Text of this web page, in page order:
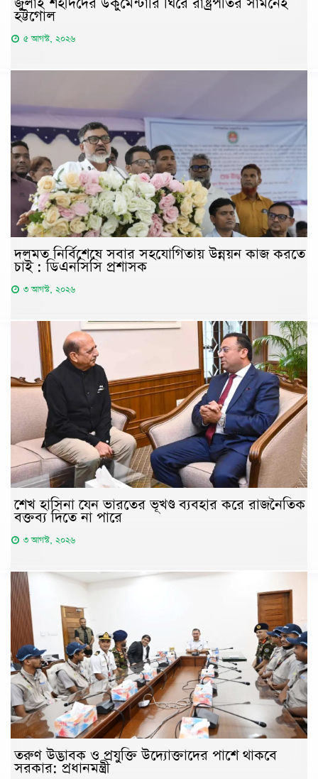
হট্টগোল
৫ আগস্ট, ২০২৬
দলমত নির্বিশেষে সবার সহযোগিতায় উন্নয়ন কাজ করতে
চাই : ডিএনসিসি প্রশাসক
৩ আগস্ট, ২০২৬
শেখ হাসিনা যেন ভারতের ভূখণ্ড ব্যবহার করে রাজনৈতিক
বক্তব্য দিতে না পারে
৩ আগস্ট, ২০২৬
তরুণ উদ্ভাবক ও প্রযুক্তি উদ্যোক্তাদের পাশে থাকবে
সরকার: প্রধানমন্ত্রী